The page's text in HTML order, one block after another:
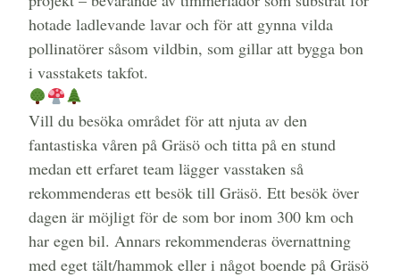
hotade ladlevande lavar och för att gynna vilda
pollinatörer såsom vildbin, som gillar att bygga bon
i vasstakets takfot.
Vill du besöka området för att njuta av den
fantastiska våren på Gräsö och titta på en stund
medan ett erfaret team lägger vasstaken så
rekommenderas ett besök till Gräsö. Ett besök över
dagen är möjligt för de som bor inom 300 km och
har egen bil. Annars rekommenderas övernattning
med eget tält/hammok eller i något boende på Gräsö